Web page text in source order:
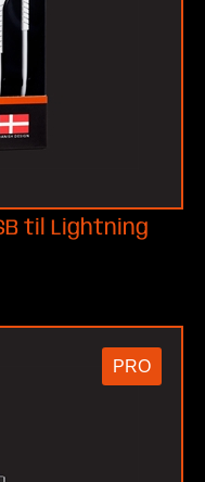
til Lightning
PRO